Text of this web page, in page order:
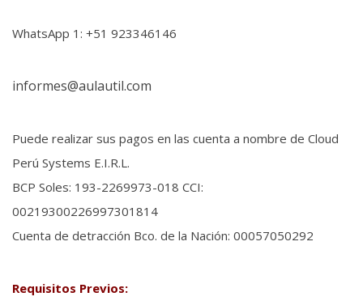
WhatsApp 1: +51 923346146
informes@aulautil.com
Puede realizar sus pagos en las cuenta a nombre de Cloud
Perú Systems E.I.R.L.
BCP Soles: 193-2269973-018 CCI:
00219300226997301814
Cuenta de detracción Bco. de la Nación: 00057050292
Requisitos Previos: